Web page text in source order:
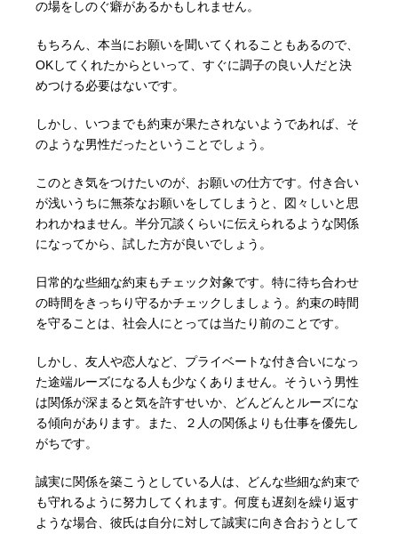
の場をしのぐ癖があるかもしれません。
もちろん、本当にお願いを聞いてくれることもあるので、
OKしてくれたからといって、すぐに調子の良い人だと決
めつける必要はないです。
しかし、いつまでも約束が果たされないようであれば、そ
のような男性だったということでしょう。
このとき気をつけたいのが、お願いの仕方です。付き合い
が浅いうちに無茶なお願いをしてしまうと、図々しいと思
われかねません。半分冗談くらいに伝えられるような関係
になってから、試した方が良いでしょう。
日常的な些細な約束もチェック対象です。特に待ち合わせ
の時間をきっちり守るかチェックしましょう。約束の時間
を守ることは、社会人にとっては当たり前のことです。
しかし、友人や恋人など、プライベートな付き合いになっ
た途端ルーズになる人も少なくありません。そういう男性
は関係が深まると気を許すせいか、どんどんとルーズにな
る傾向があります。また、２人の関係よりも仕事を優先し
がちです。
誠実に関係を築こうとしている人は、どんな些細な約束で
も守れるように努力してくれます。何度も遅刻を繰り返す
ような場合、彼氏は自分に対して誠実に向き合おうとして